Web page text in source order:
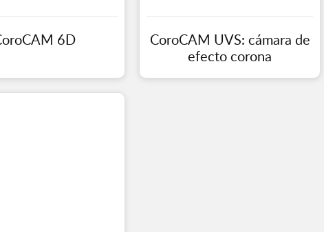
6D
CoroCAM UVS: cámara de
efecto corona